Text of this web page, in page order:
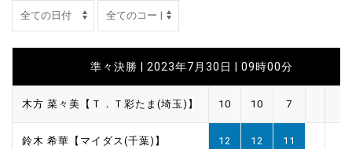
準々決勝 | 2023年7月30日 | 09時00分
木方 菜々美【Ｔ．Ｔ彩たま(埼玉)】 10 10 7
鈴木 希華【マイダス(千葉)】 12 12 11